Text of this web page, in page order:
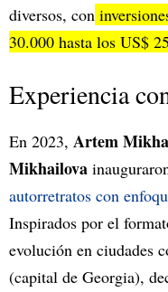
diversos, con
30.000 hasta los US$
Experiencia
En 2023, Artem
Mikhailova
autorretratos con
Inspirados por el
evolución en ciudades
(capital de Georgia),